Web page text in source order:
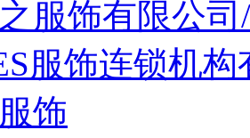
服饰有限公
服饰连锁机
饰